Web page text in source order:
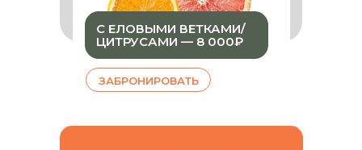
ЗАБРОНИРОВАТЬ
С ЕЛОВЫМИ ВЕТКАМИ/
ЦИТРУСАМИ — 8 000₽